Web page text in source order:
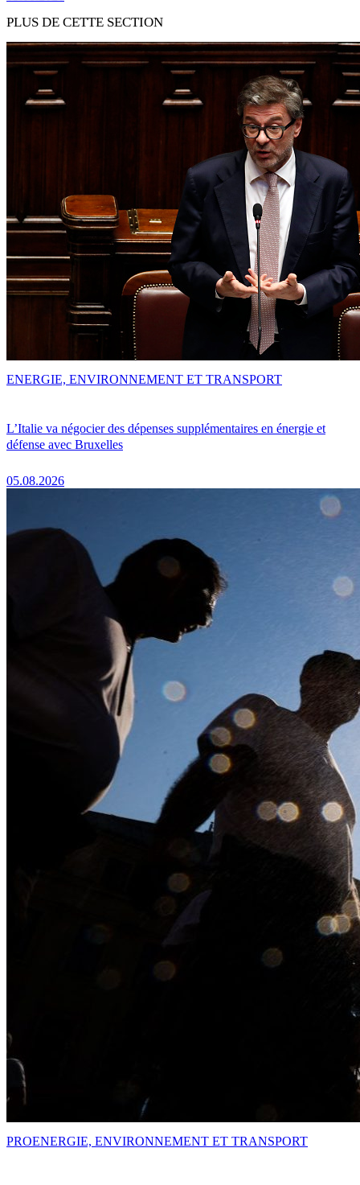
PLUS DE CETTE SECTION
L’Italie va négocier des dépenses supplémentaires en énergie et
défense avec Bruxelles
05.08.2026
ENERGIE, ENVIRONNEMENT ET TRANSPORT
PROENERGIE, ENVIRONNEMENT ET TRANSPORT